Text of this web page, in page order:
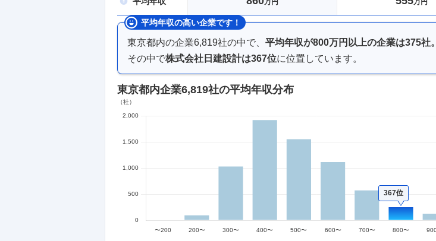
万円 万円
平均年収の高い企業です！
東京都内の企業6,819社の中で、 平均年収が800万円以上の企業は375社。
その中で株式会社日建設計は367位に位置しています。
東京都内企業6,819社の平均年収分布
367位